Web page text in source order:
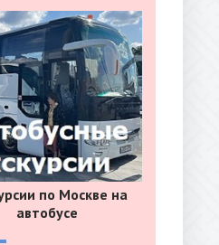
по Москве на
автобусе